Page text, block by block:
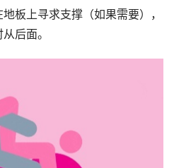
板上寻求支撑（如果需要），
后面。